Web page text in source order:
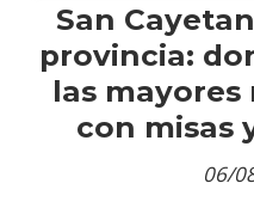
San
provincia:
las mayores
con misas
06/